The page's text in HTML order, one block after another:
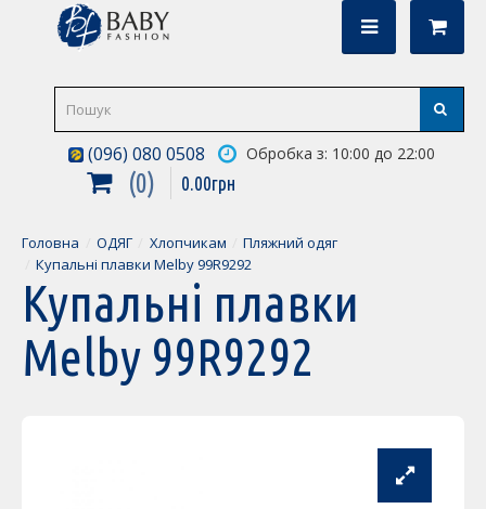
(096) 080 0508 Обробка з: 10:00 до 22:00
0 0.00грн
Головна ОДЯГ Хлопчикам
Пляжний одяг
Купальні плавки Melby 99R9292
Купальні плавки
Melby 99R9292